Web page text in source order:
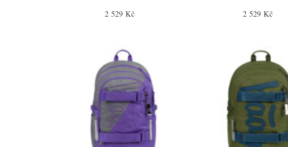
2 529 Kč 2 529 Kč